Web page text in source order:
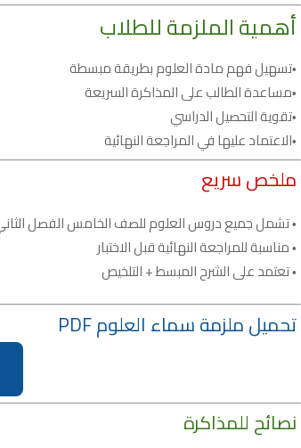
أهمية الملزمة للطلاب
تسهيل فهم مادة العلوم بطريقة مبسطة
مساعدة الطالب على المذاكرة السريعة
تقوية التحصيل الدراسي
الاعتماد عليها في المراجعة النهائية
ملخص سريع
تشمل جميع دروس العلوم للصف الخامس الفصل
مناسبة للمراجعة النهائية قبل الاختبار
تعتمد على الشرح المبسط + التلخيص
تحميل ملزمة سماء العلوم PDF
نصائح للمذاكرة